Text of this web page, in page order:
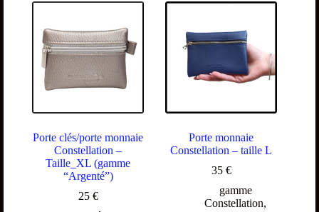
Porte clés/porte monnaie
Constellation –
Taille_XL (gamme
“Argenté”)
25 €
Porte monnaie
Constellation – taille L
35 €
gamme
Constellation,